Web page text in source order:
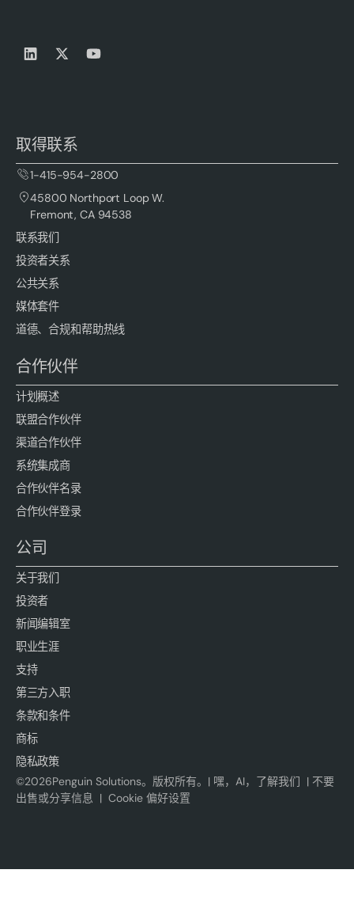
取得联系
1-415-954-2800
45800 Northport Loop W.
Fremont, CA 94538
联系我们
投资者关系
公共关系
媒体套件
道德、合规和帮助热线
合作伙伴
计划概述
联盟合作伙伴
渠道合作伙伴
系统集成商
合作伙伴名录
合作伙伴登录
公司
关于我们
投资者
新闻编辑室
职业生涯
支持
第三方入职
条款和条件
商标
隐私政策
©2026Penguin Solutions。版权所有。|嘿，AI，了解我们 |不要
出售或分享信息 | Cookie 偏好设置